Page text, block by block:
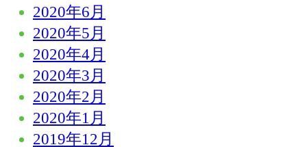
2020年6月
2020年5月
2020年4月
2020年3月
2020年2月
2020年1月
2019年12月